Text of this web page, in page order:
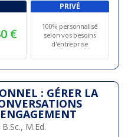
€
PRIVÉ
100% personnalisé
selon vos besoins
d'entreprise
: GÉRER LA
M.Ed.